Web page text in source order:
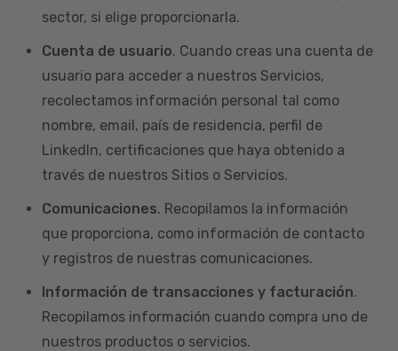
sector, si elige proporcionarla.
Cuenta de usuario. Cuando creas una cuenta de
usuario para acceder a nuestros Servicios,
recolectamos información personal tal como
nombre, email, país de residencia, perfil de
LinkedIn, certificaciones que haya obtenido a
través de nuestros Sitios o Servicios.
Comunicaciones. Recopilamos la información
que proporciona, como información de contacto
y registros de nuestras comunicaciones.
Información de transacciones y facturación.
Recopilamos información cuando compra uno de
nuestros productos o servicios.